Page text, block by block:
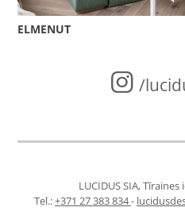
ELMENUT
/
LUCIDUS SIA, Tīraines
Tel.:+371 27 383 834-